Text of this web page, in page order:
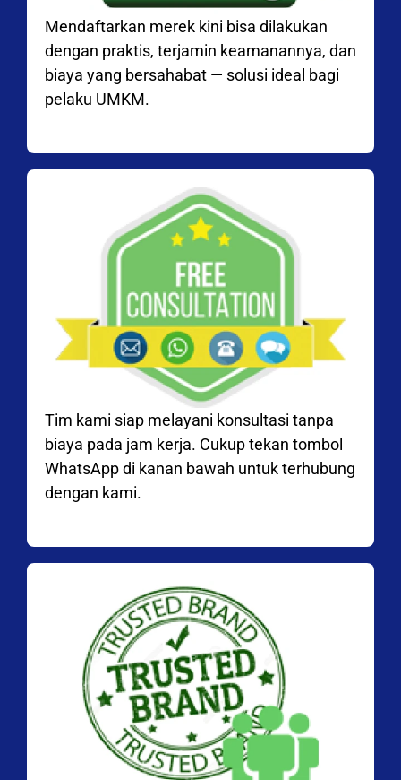
Mendaftarkan merek kini bisa dilakukan
dengan praktis, terjamin keamanannya, dan
biaya yang bersahabat — solusi ideal bagi
pelaku UMKM.
Tim kami siap melayani konsultasi tanpa
biaya pada jam kerja. Cukup tekan tombol
WhatsApp di kanan bawah untuk terhubung
dengan kami.